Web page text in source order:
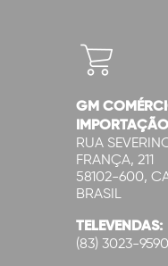
GM
RUA
FRANÇA, 211
58102-600,
BRASIL
TELEVENDAS:
(83) 3023-9590